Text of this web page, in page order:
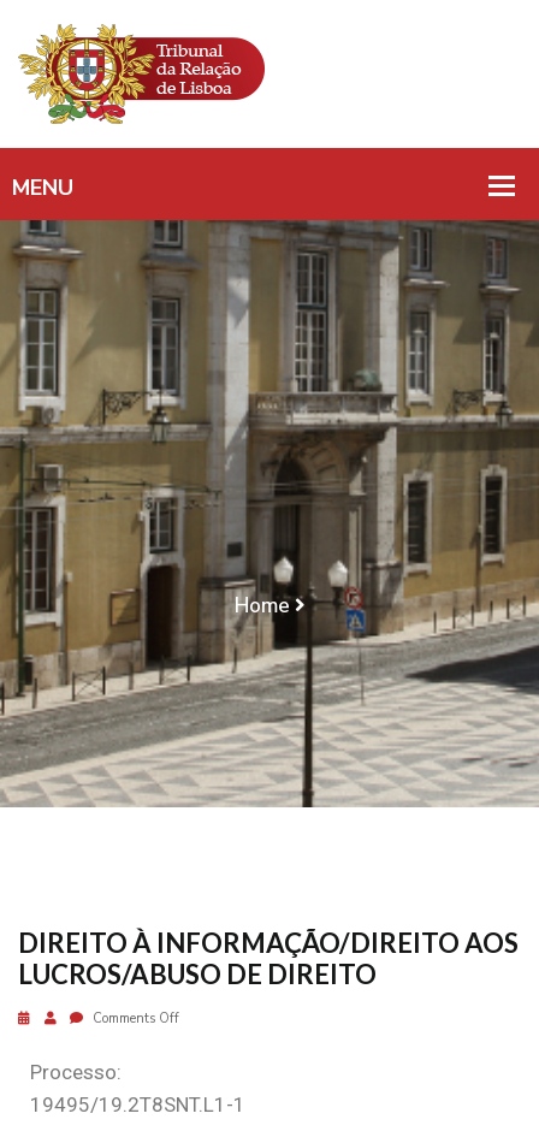
DIREITO À
INFORMAÇÃO/
AOS LUCROS/ABUSO
DE DIREITO
Home
DIREITO À INFORMAÇÃO/DIREITO AOS
LUCROS/ABUSO DE DIREITO
DIREITO À INFORMAÇÃO/DIREITO AOS
LUCROS/ABUSO DE DIREITO
Comments Off
Processo:
19495/19.2T8SNT.L1-1